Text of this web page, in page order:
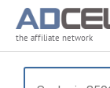
the affiliate network